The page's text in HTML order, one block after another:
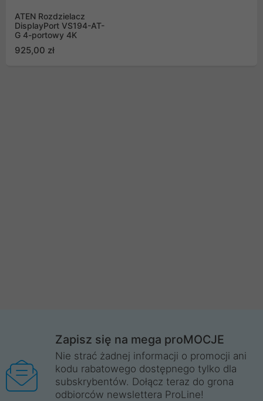
ATEN Rozdzielacz
DisplayPort VS194-AT-
G 4-portowy 4K
925,00 zł
Zapisz się na mega proMOCJE
Nie strać żadnej informacji o promocji ani
kodu rabatowego dostępnego tylko dla
subskrybentów. Dołącz teraz do grona
odbiorców newslettera ProLine!